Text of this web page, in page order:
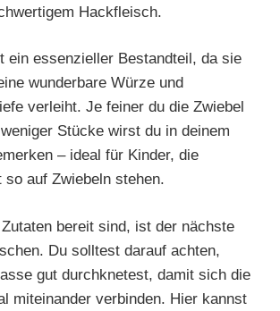
Hackfleisch.
ein essenzieller Bestandteil, da sie
wunderbare Würze und
verleiht. Je feiner du die Zwiebel
Stücke wirst du in deinem
– ideal für Kinder, die
auf Zwiebeln stehen.
bereit sind, ist der nächste
Du solltest darauf achten,
gut durchknetest, damit sich die
miteinander verbinden. Hier kannst